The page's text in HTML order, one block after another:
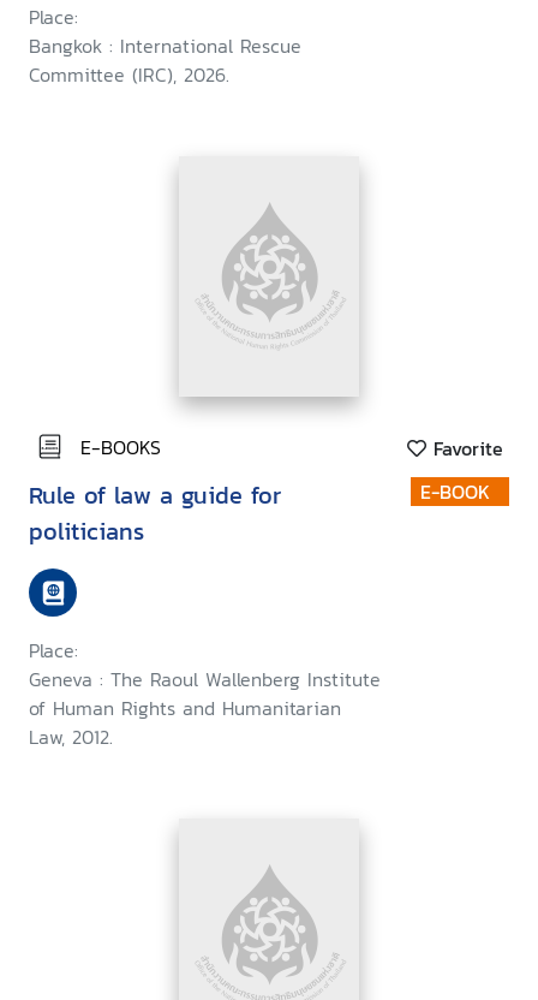
Place:
Bangkok : International Rescue
Committee (IRC), 2026.
E-BOOKS Favorite
Rule of law a guide for
politicians
Place:
Geneva : The Raoul Wallenberg Institute
of Human Rights and Humanitarian
Law, 2012.
E-BOOK